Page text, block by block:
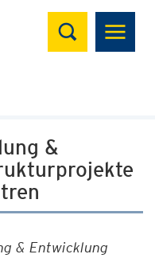
Suchen
&
& Entwicklung